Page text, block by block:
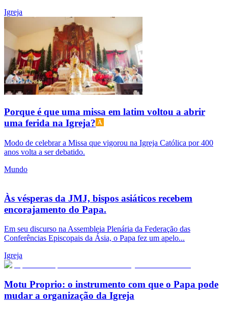
Igreja
Porque é que uma missa em latim voltou a abrir
uma ferida na Igreja?
Modo de celebrar a Missa que vigorou na Igreja Católica por 400
anos volta a ser debatido.
Mundo
Às vésperas da JMJ, bispos asiáticos recebem
encorajamento do Papa.
Em seu discurso na Assembleia Plenária da Federação das
Conferências Episcopais da Ásia, o Papa fez um apelo...
Igreja
Motu Proprio: o instrumento com que o Papa pode
mudar a organização da Igreja